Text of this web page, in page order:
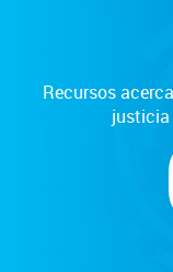
Recursos
justicia